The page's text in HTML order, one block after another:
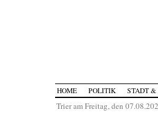
HOME POLITIK STADT &
Trier am Freitag, den